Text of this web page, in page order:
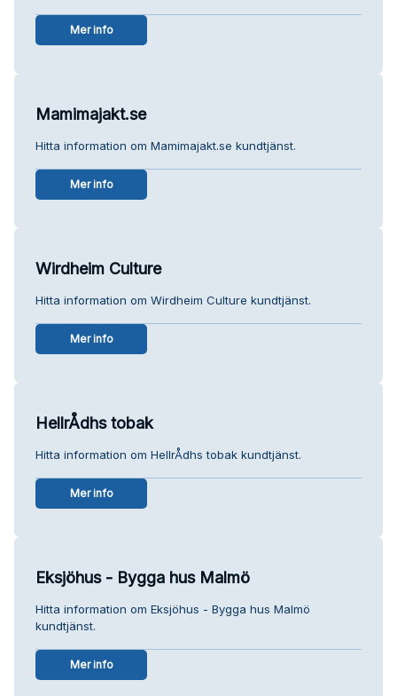
Mer info
Mamimajakt.se
Hitta information om Mamimajakt.se kundtjänst.
Mer info
Wirdheim Culture
Hitta information om Wirdheim Culture kundtjänst.
Mer info
HellrÅdhs tobak
Hitta information om HellrÅdhs tobak kundtjänst.
Mer info
Eksjöhus - Bygga hus Malmö
Hitta information om Eksjöhus - Bygga hus Malmö
kundtjänst.
Mer info